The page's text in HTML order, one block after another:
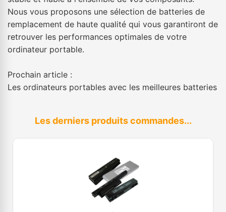
Nous vous proposons une sélection de batteries de
remplacement de haute qualité qui vous garantiront de
retrouver les performances optimales de votre
ordinateur portable.
Prochain article :
Les ordinateurs portables avec les meilleures batteries
Les derniers produits commandes...